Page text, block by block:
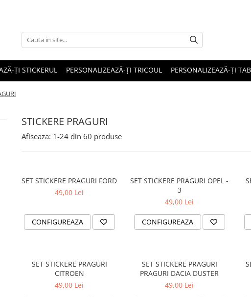
ȚI STICKERUL PERSONALIZEAZĂ-ȚI TRICOUL PERSONALIZEAZĂ-ȚI
STICKERE PRAGURI
Afiseaza: 1-24 din 60 produse
SET STICKERE PRAGURI FORD
49,00 Lei
CONFIGUREAZA
SET STICKERE PRAGURI OPEL -
3
49,00 Lei
CONFIGUREAZA
SET STICKERE PRAGURI
CITROEN
49,00 Lei
SET STICKERE PRAGURI
PRAGURI DACIA DUSTER
49,00 Lei